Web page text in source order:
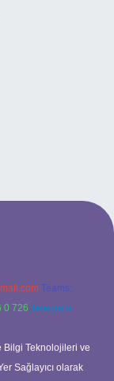
Teams:
0 726 Telegram:
Bilgi Teknolojileri ve
Sağlayıcı olarak